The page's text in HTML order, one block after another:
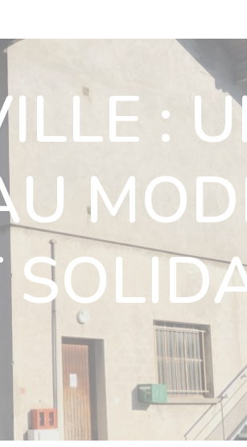
Ils nous soutiennent Contact: